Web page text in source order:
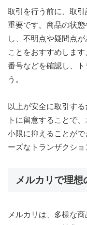
取引を行う前に、取
重要です。商品の状
し、不明点や疑問点
ことをおすすめしま
番号などを確認し、
う。
以上が安全に取引す
トに留意することで
小限に抑えることが
ーズなトランザクショ
メルカリで理
メルカリは、多様な